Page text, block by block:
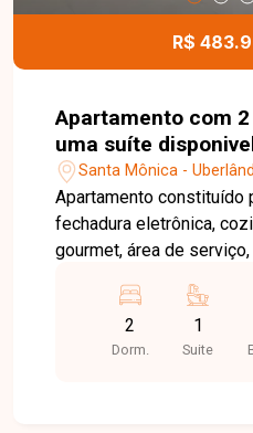
R$
Apartamento com
uma suíte
bairro Santa Mônica
Santa Mônica -
Apartamento constituído
fechadura eletrônica,
gourmet, área de
Condomínio conta com 2
cobertas, bicicletário,
espaço fitness, hall de
2
Dorm.
1
Suite